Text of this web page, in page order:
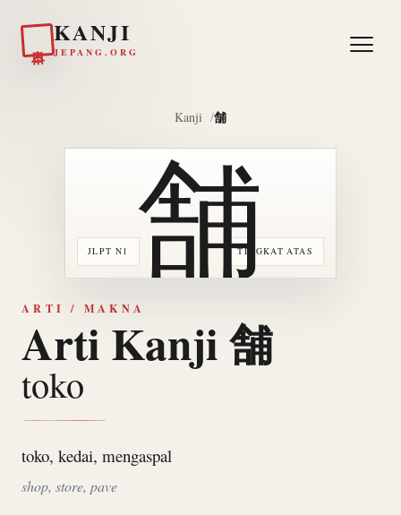
KANJI
JEPANG.ORG
Kanji 舗
JLPT N1 TINGKAT ATAS
舗
ARTI / MAKNA
Arti Kanji 舗
toko
toko, kedai, mengaspal
shop, store, pave